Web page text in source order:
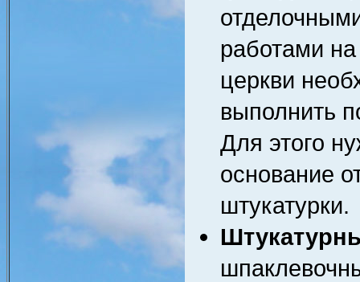
работами
церкви
выполнить
Для этого
основание
штукатурки.